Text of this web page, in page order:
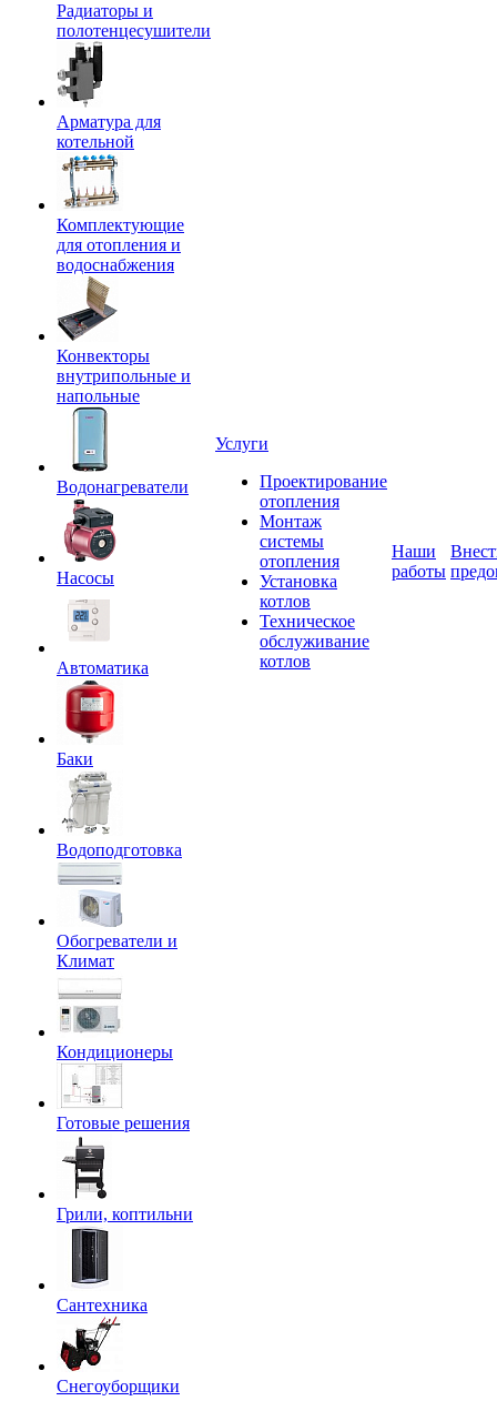
Радиаторы и
полотенцесушители
Арматура для
котельной
Комплектующие
для отопления и
водоснабжения
Конвекторы
внутрипольные и
напольные
Водонагреватели
Насосы
Автоматика
Баки
Водоподготовка
Обогреватели и
Климат
Кондиционеры
Готовые решения
Грили, коптильни
Сантехника
Снегоуборщики
Услуги
Проектирование
отопления
Монтаж
системы
отопления
Установка
котлов
Техническое
обслуживание
котлов
Наши
работы